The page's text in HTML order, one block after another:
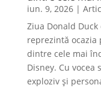
iun. 9, 2026|
Ziua Donald
reprezintă
dintre cele mai
Disney. Cu
exploziv și